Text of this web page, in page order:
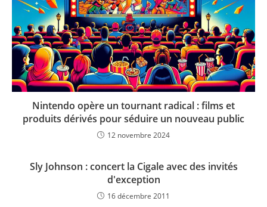
Nintendo opère un tournant radical : films et
produits dérivés pour séduire un nouveau public
12 novembre 2024
Sly Johnson : concert la Cigale avec des invités
d'exception
16 décembre 2011